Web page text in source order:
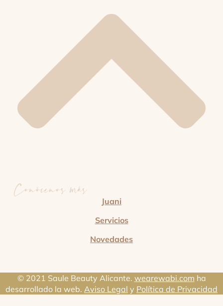
Conócenos más
Juani
Servicios
Novedades
© 2021 Saule Beauty Alicante. wearewabi.com ha
desarrollado la web. Aviso Legal y Política de Privacidad